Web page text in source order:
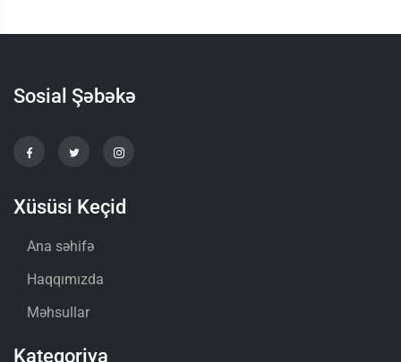
Sosial Şəbəkə
Xüsüsi Keçid
Ana səhifə
Haqqımızda
Məhsullar
Kateqoriya